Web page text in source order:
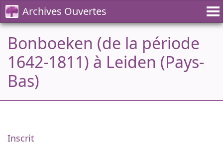
Archives Ouvertes
Bonboeken (de la période
1642-1811) à Leiden (Pays-
Bas)
Inscrit